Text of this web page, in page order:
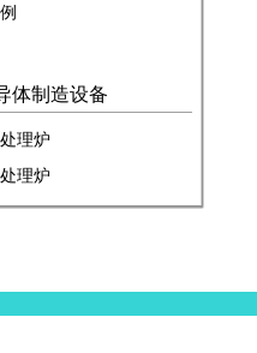
体制造设备
理炉
理炉